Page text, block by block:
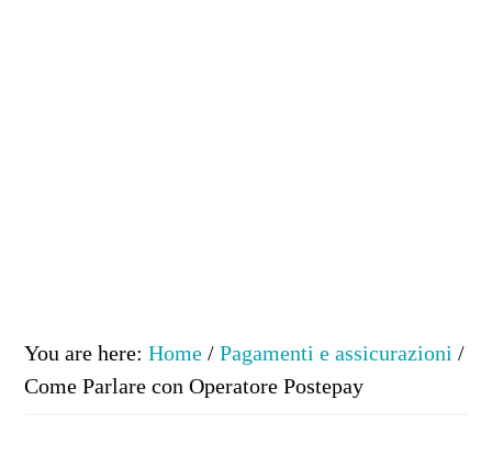
You are here:Home / Pagamenti e assicurazioni /
Come Parlare con Operatore Postepay